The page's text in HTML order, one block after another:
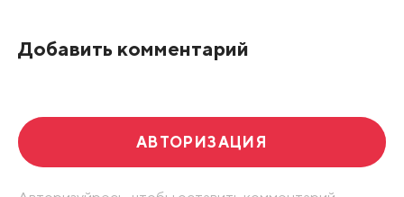
Добавить комментарий
АВТОРИЗАЦИЯ